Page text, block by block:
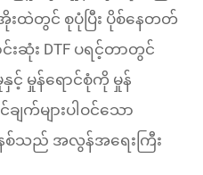
းထဲတွင် စုပုံပြီး ပိုစ်နေတတ်
ဆုံး DTF ပရင့်တာတွင်
မှုန်ရောင်စုံကို မှုန်
က်များပါဝင်သော
စ်သည် အလွန်အရေးကြီး